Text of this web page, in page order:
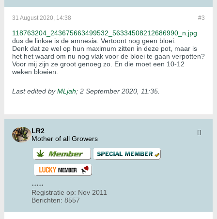
#3
31 August 2020, 14:38
118763204_243675663499532_56334508212686990_n.jpg
dus de linkse is de amnesia. Vertoont nog geen bloei.
Denk dat ze wel op hun maximum zitten in deze pot, maar is
het het waard om nu nog vlak voor de bloei te gaan verpotten?
Voor mij zijn ze groot genoeg zo. En die moet een 10-12
weken bloeien.
Last edited byMLjah; 2 September 2020, 11:35
LR2
Mother of all Growers
Registratie op: Nov 2011
Berichten: 8557